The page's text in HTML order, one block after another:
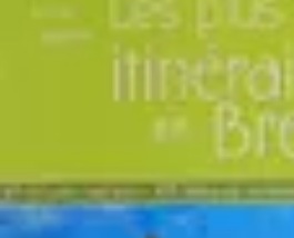
Itinéraires Insolites
Destinations
Itinéraires Insolites